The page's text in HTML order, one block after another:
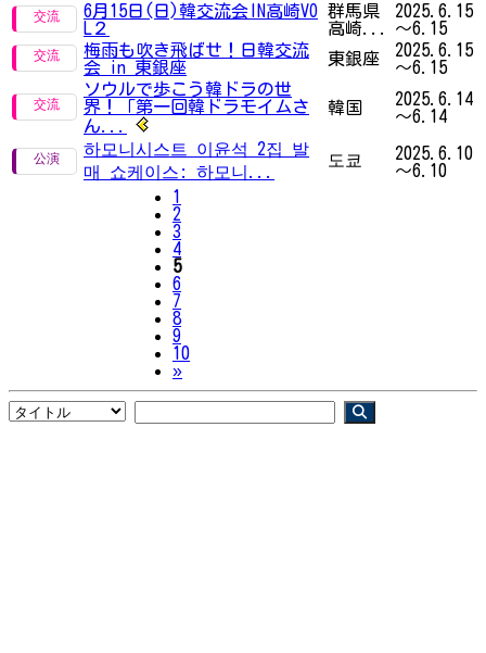
6月15日(日)韓交流会IN高崎VO
L２
群馬県
高崎...
2025.6.15
～6.15
梅雨も吹き飛ばせ！日韓交流
会 in 東銀座
東銀座
2025.6.15
～6.15
ソウルで歩こう韓ドラの世
界！「第一回韓ドラモイムさ
ん...
韓国
2025.6.14
～6.14
하모니시스트 이윤석 2집 발
매 쇼케이스: 하모니...
도쿄
2025.6.10
～6.10
1
2
3
4
5
6
7
8
9
10
»Next